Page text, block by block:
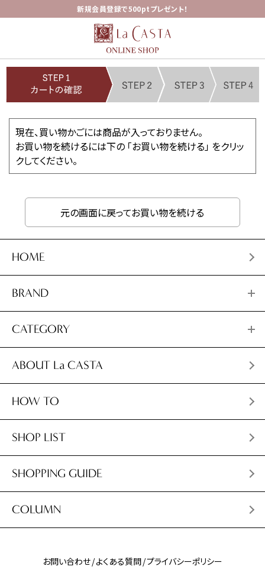
新規会員登録で500ptプレゼント！
現在、買い物かごには商品が入っておりません。
お買い物を続けるには下の 「お買い物を続ける」 をクリッ
クしてください。
元の画面に戻ってお買い物を続ける
HOME
BRAND
CATEGORY
ABOUT La CASTA
HOW TO
SHOP LIST
SHOPPING GUIDE
COLUMN
お問い合わせ よくある質問 プライバシーポリシー